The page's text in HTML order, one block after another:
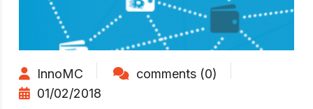
InnoMC
comments (0)
01/02/2018